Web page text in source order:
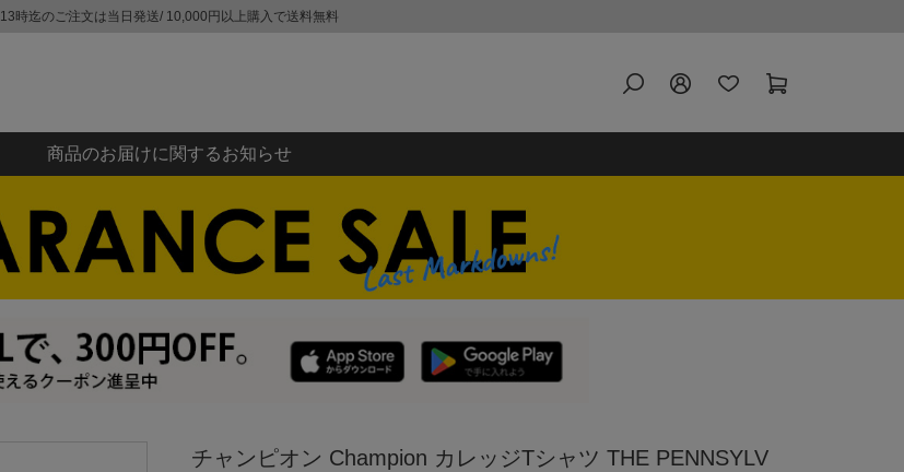
13時迄のご注文は当日発送/ 10,000円以上購入で送料無料
商品のお届けに関するお知らせ
チャンピオン Champion カレッジTシャツ THE PENNSYLV